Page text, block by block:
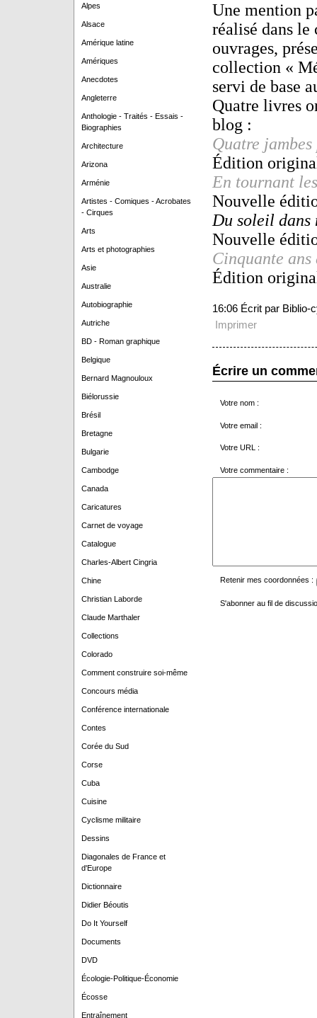
Alpes
Alsace
Amérique latine
Amériques
Anecdotes
Angleterre
Anthologie - Traités - Essais -
Biographies
Architecture
Arizona
Arménie
Artistes - Comiques - Acrobates
- Cirques
Arts
Arts et photographies
Asie
Australie
Autobiographie
Autriche
BD - Roman graphique
Belgique
Bernard Magnouloux
Biélorussie
Brésil
Bretagne
Bulgarie
Cambodge
Canada
Caricatures
Carnet de voyage
Catalogue
Charles-Albert Cingria
Chine
Christian Laborde
Claude Marthaler
Collections
Colorado
Comment construire soi-même
Concours média
Conférence internationale
Contes
Corée du Sud
Corse
Cuba
Cuisine
Cyclisme militaire
Dessins
Diagonales de France et
d'Europe
Dictionnaire
Didier Béoutis
Do It Yourself
Documents
DVD
Écologie-Politique-Économie
Écosse
Entraînement
Une mention
réalisé dans le
ouvrages,
collection «
servi de base
Quatre livres
blog :
Quatre
Édition
En tournant
Nouvelle
Du soleil dans
Nouvelle
Cinquante
Édition
16:06 Écrit par Biblio-
Imprimer
Écrire un
Votre nom :
Votre email :
Votre URL :
Votre commentaire :
Retenir mes coordonnées :
S'abonner au fil de